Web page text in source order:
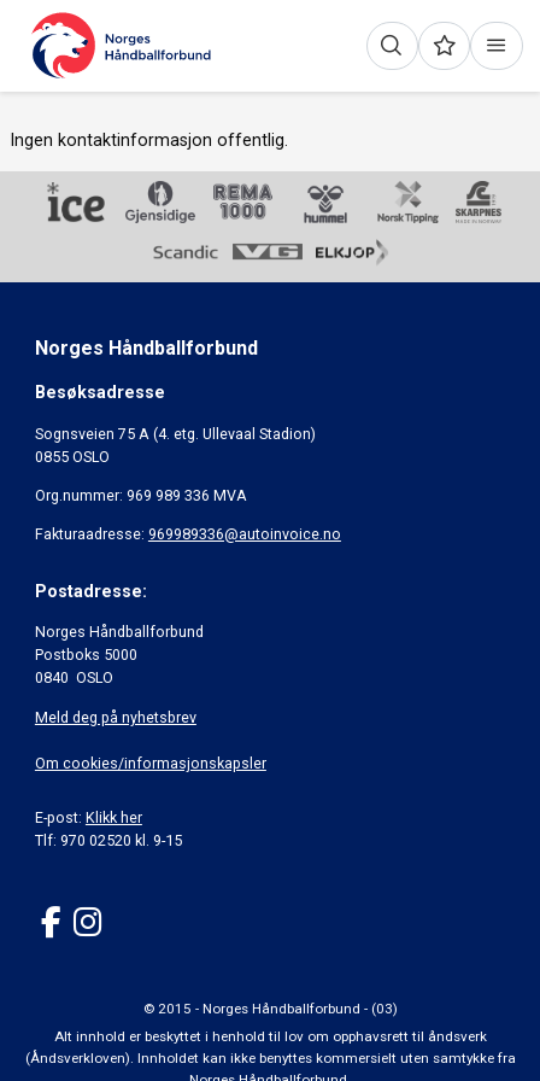
Ingen kontaktinformasjon offentlig.
Norges Håndballforbund
Besøksadresse
Sognsveien 75 A (4. etg. Ullevaal Stadion)
0855 OSLO
Org.nummer: 969 989 336 MVA
Fakturaadresse: 969989336@autoinvoice.no
Postadresse:
Norges Håndballforbund
Postboks 5000
0840 OSLO
Meld deg på nyhetsbrev
Om cookies/informasjonskapsler
E-post: Klikk her
Tlf: 970 02520 kl. 9-15
© 2015 - Norges Håndballforbund - (03)
Alt innhold er beskyttet i henhold til lov om opphavsrett til åndsverk
(Åndsverkloven). Innholdet kan ikke benyttes kommersielt uten samtykke fra